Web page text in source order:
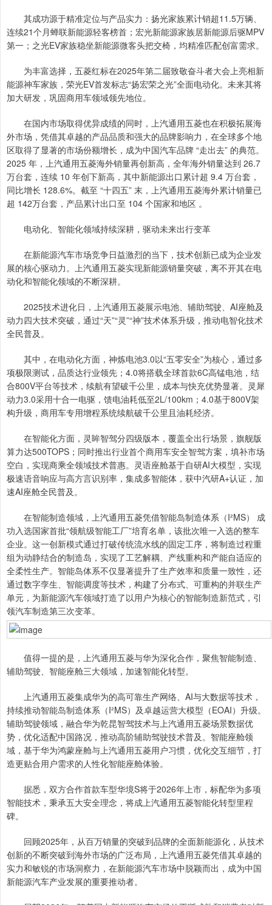
其成功源于精准定位与产品实力：扬光家族累计销超11.5万辆、
连续21个月蝉联新能源轻客榜首；宏光新能源家族居新能源后驱MPV
第一；之光EV家族稳坐新能源微客头把交椅，均精准匹配创富需求。
为丰富选择，五菱红标在2025年第二届致敬奋斗者大会上亮相新
能源神车家族，荣光EV首发标志“扬宏荣之光”全面电动化。未来其将
加大研发，巩固商用车领域领先地位。
在国内市场取得优异成绩的同时，上汽通用五菱也在积极拓展海
外市场，凭借其卓越的产品品质和强大的品牌影响力，在全球多个地
区取得了显著的市场份额增长，成为中国汽车品牌 “走出去” 的典范。
2025 年，上汽通用五菱海外销量再创新高，全年海外销量达到 26.7
万台套，连续 10 年创下新高，其中新能源出口累计超 9.4 万台套，
同比增长 128.6%。截至 “十四五” 末，上汽通用五菱海外累计销量已
超 142万台套，产品累计出口至 104 个国家和地区 。
电动化、智能化领域持续深耕，驱动未来出行变革
在新能源汽车市场竞争日益激烈的当下，技术创新已成为企业发
展的核心驱动力。上汽通用五菱实现新能源销量突破，离不开其在电
动化和智能化领域的不断深耕。
2025技术进化日，上汽通用五菱展示电池、辅助驾驶、AI座舱及
动力四大技术突破，通过“天”“灵”“神”技术体系升级，推动电智化技术
全民普及。
其中，在电动化方面，神炼电池3.0以“五零安全”为核心，通过多
项极限测试，品质达行业领先；4.0将搭载全球首款6C高锰电池，结
合800V平台等技术，续航有望破千公里，成本与快充优势显著。灵犀
动力3.0采用十合一电驱，馈电油耗低至2L/100km；4.0基于800V架
构升级，商用车专用增程系统续航破千公里且油耗经济。
在智能化方面，灵眸智驾分四级版本，覆盖全出行场景，旗舰版
算力达500TOPS；同时推出行业首个商用车安全智驾方案，填补市场
空白，实现商乘全领域技术普惠。灵语座舱基于自研AI大模型，实现
极速语音响应与高方言识别率，集成多智能体，获中汽研A+认证，加
速AI座舱全民普及。
在智能制造领域，上汽通用五菱凭借智能岛制造体系（I²MS） 成
功入选国家首批“领航级智能工厂”培育名单，该批次唯一入选的整车
企业。这一创新模式通过打破传统流水线的固定工序，将制造过程重
组为动静结合的制造岛，实现了工艺解耦、产线重构和产能自适应的
全柔性生产。智能岛体系不仅显著提升了生产效率和质量一致性，还
通过数字孪生、智能调度等技术，构建了分布式、可重构的并联生产
单元，为新能源汽车领域打造了以用户为核心的智能制造新范式，引
领汽车制造第三次变革。
值得一提的是，上汽通用五菱与华为深化合作，聚焦智能制造、
辅助驾驶、智能座舱三大领域，加速智能化转型。
上汽通用五菱集成华为的高可靠生产网络、AI与大数据等技术，
持续推动智能岛制造体系（I²MS）及卓越运营大模型（EOAI）升级。
辅助驾驶领域，融合华为乾昆智驾技术与上汽通用五菱场景数据优
势，优化适配中国路况，推动高阶辅助驾驶技术普及。智能座舱领
域，基于华为鸿蒙座舱与上汽通用五菱用户习惯，优化交互细节，打
造更贴合用户需求的人性化智能座舱体验。
据悉，双方合作首款车型华境S将于2026年上市，标配华为多项
智能技术，秉承五大安全理念，将成上汽通用五菱智能化转型里程
碑。
回顾2025年，从百万销量的突破到品牌的全面新能源化，从技术
创新的不断突破到海外市场的广泛布局，上汽通用五菱凭借其卓越的
实力和敏锐的市场洞察力，在新能源汽车市场中脱颖而出，成为中国
新能源汽车产业发展的重要推动者。